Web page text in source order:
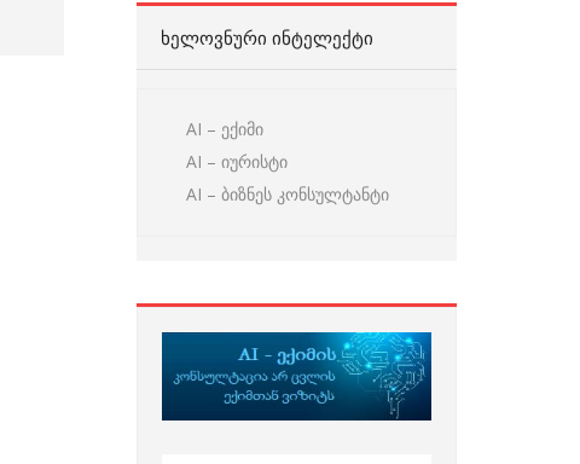
ᲮᲔᲚᲝᲕᲜᲣᲠᲘ ᲘᲜᲢᲔᲚᲔᲥᲢᲘ
AI – ექიმი
AI – იურისტი
AI – ბიზნეს კონსულტანტი